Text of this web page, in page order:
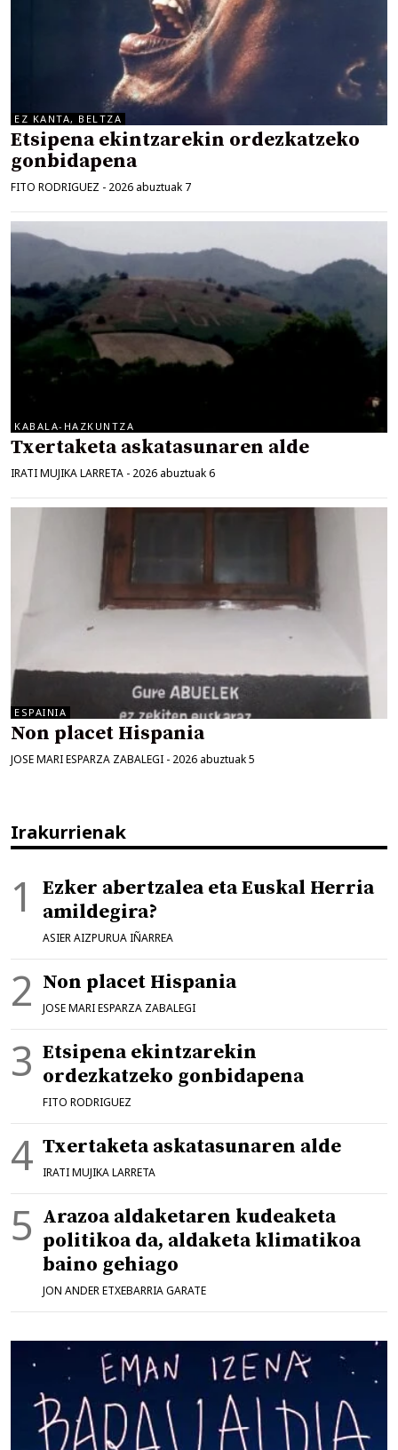
EZ KANTA, BELTZA
Etsipena ekintzarekin ordezkatzeko
gonbidapena
FITO RODRIGUEZ - 2026 abuztuak 7
KABALA-HAZKUNTZA
Txertaketa askatasunaren alde
IRATI MUJIKA LARRETA - 2026 abuztuak 6
ESPAINIA
Non placet Hispania
JOSE MARI ESPARZA ZABALEGI - 2026 abuztuak 5
Irakurrienak
Ezker abertzalea eta Euskal Herria
amildegira?
ASIER AIZPURUA IÑARREA
Non placet Hispania
JOSE MARI ESPARZA ZABALEGI
Etsipena ekintzarekin
ordezkatzeko gonbidapena
FITO RODRIGUEZ
Txertaketa askatasunaren alde
IRATI MUJIKA LARRETA
Arazoa aldaketaren kudeaketa
politikoa da, aldaketa klimatikoa
baino gehiago
JON ANDER ETXEBARRIA GARATE